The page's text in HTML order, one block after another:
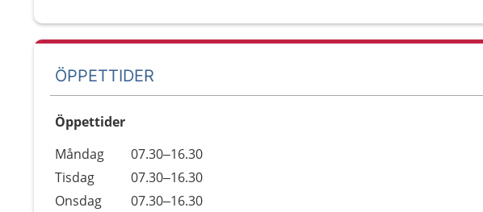
ÖPPETTIDER
Öppettider
Dag
Öppettider
Kommentarer
Måndag
07.30–16.30
Tisdag
07.30–16.30
Onsdag
07.30–16.30